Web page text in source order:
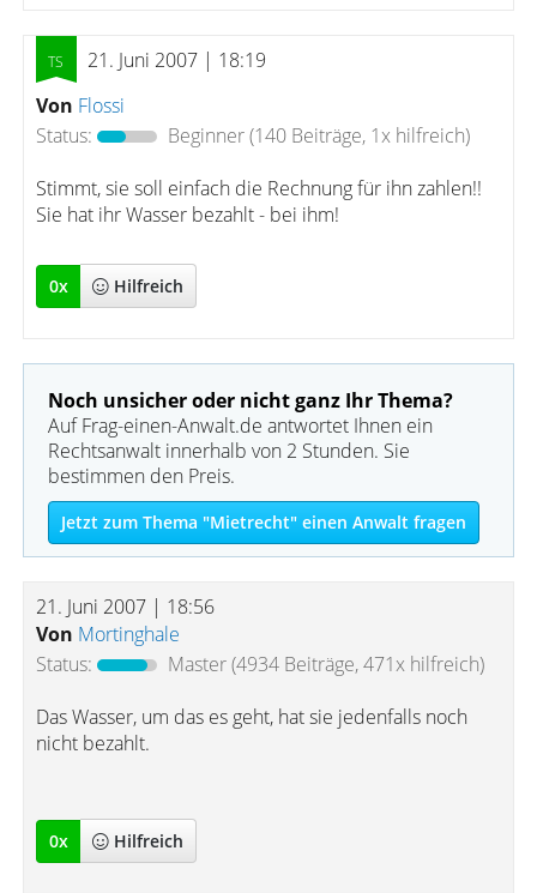
21. Juni 2007 | 18:19
Von Flossi
Status:
Beginner(140 Beiträge, 1x hilfreich)
Stimmt, sie soll einfach die Rechnung für ihn zahlen!!
Sie hat ihr Wasser bezahlt - bei ihm!
0x Hilfreich
Noch unsicher oder nicht ganz Ihr Thema?
Auf Frag-einen-Anwalt.de antwortet Ihnen ein
Rechtsanwalt innerhalb von 2 Stunden. Sie
bestimmen den Preis.
Jetzt zum Thema "Mietrecht" einen Anwalt fragen
21. Juni 2007 | 18:56
Von Mortinghale
Status:
Master(4934 Beiträge, 471x hilfreich)
Das Wasser, um das es geht, hat sie jedenfalls noch
nicht bezahlt.
0x Hilfreich